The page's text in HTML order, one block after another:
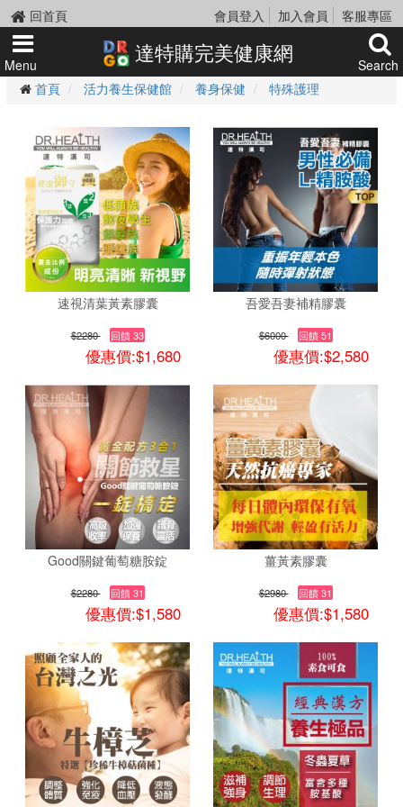
回首頁 會員登入 加入會員 客服專區
Menu 達特購完美健康網
Search
首頁
活力養生保健館 養身保健 特殊護理
速視清葉黃素膠囊
$2280 回饋 33
優惠價:$1,680
吾愛吾妻補精膠囊
$6000 回饋 51
優惠價:$2,580
Good關鍵葡萄糖胺錠
$2280 回饋 31
優惠價:$1,580
薑黃素膠囊
$2980 回饋 31
優惠價:$1,580